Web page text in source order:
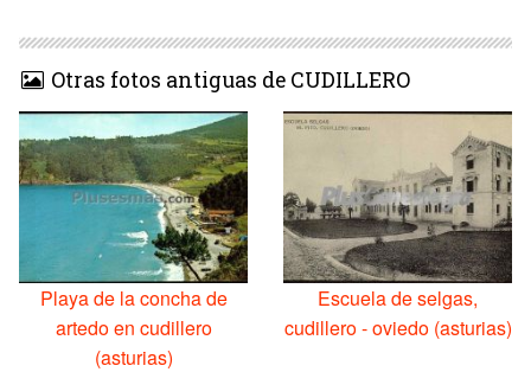
Otras fotos antiguas de CUDILLERO
Playa de la concha de
artedo en cudillero
(asturias)
Escuela de selgas,
cudillero - oviedo (asturias)